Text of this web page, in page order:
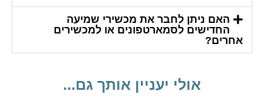
האם ניתן לחבר את מכשירי שמיעה
החדישים לסמארטפונים או למכשירים
אחרים?
אולי יעניין אותך גם...